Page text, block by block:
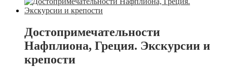
Достопримечательности
Нафплиона, Греция. Экскурсии и
крепости